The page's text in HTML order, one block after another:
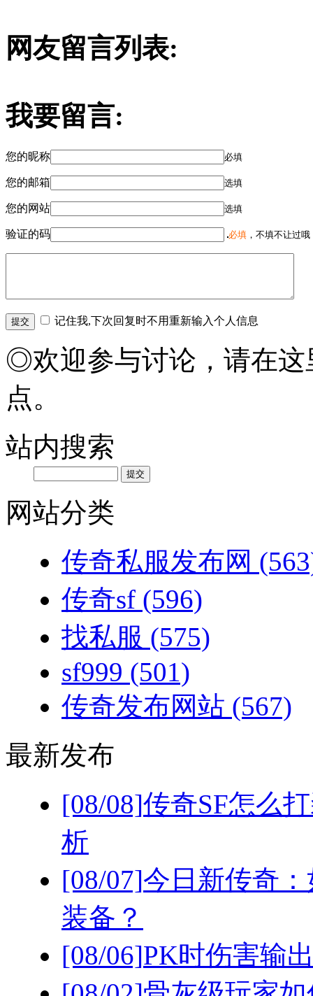
网友留言列表:
我要留言:
您的昵称 必填
您的邮箱 选填
您的网站 选填
验证的码 必填 ，不填不让过
记住我,下次回复时不用重新输入个人信息
◎欢迎参与讨论，请在这
点。
站内搜索
网站分类
传奇私服发布网
传奇sf (596)
找私服 (575)
sf999 (501)
传奇发布网站 (567)
最新发布
[08/08]传奇SF怎么
析
[08/07]今日新传奇
装备？
[08/06]PK时伤害输